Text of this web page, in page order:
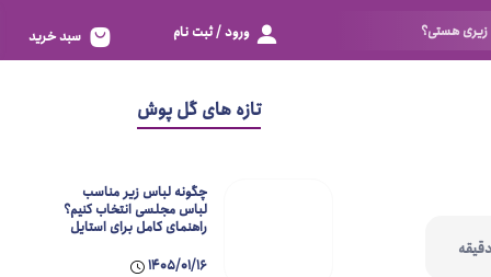
بر اساس سایز
خیلی بزرگ 85
زیادی خیلی بزرگ 95
ورود / ثبت نام سبد خرید
تازه های گل پوش
چگونه لباس زیر مناسب
لباس مجلسی انتخاب کنیم؟
راهنمای کامل برای استایل
1405/01/16